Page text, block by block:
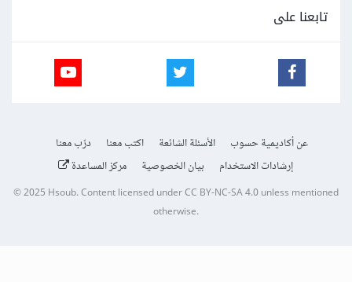
تابعنا على
عن أكاديمية حسوب الأسئلة الشائعة اكتب معنا
درّب معنا
إرشادات الاستخدام
بيان الخصوصية مركز المساعدة
© 2025 Hsoub.Content licensed underCC BY-NC-SA 4.0unless mentioned
otherwise.